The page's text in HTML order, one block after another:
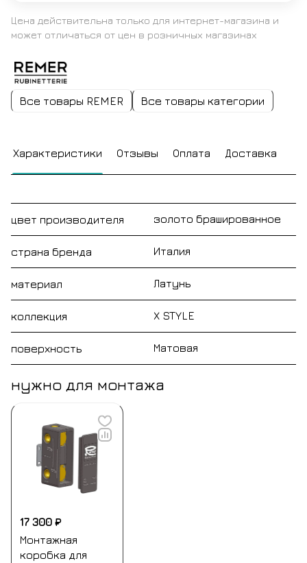
Цена действительна только для интернет-магазина и
может отличаться от цен в розничных магазинах
Все товары REMER Все товары категории
Характеристики Отзывы Оплата Доставка
цвет производителя золото брашированное
страна бренда Италия
материал Латунь
коллекция X STYLE
поверхность Матовая
нужно для монтажа
17 300 ₽
Монтажная
коробка для